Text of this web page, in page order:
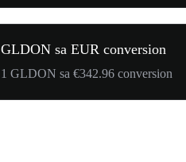
GLDON sa EUR conversion
1 GLDON sa €342.96 conversion